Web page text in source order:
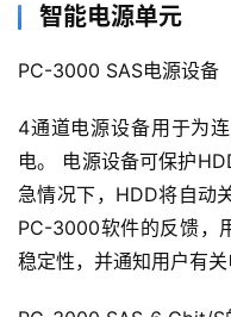
智能电源单元
PC-3000 SAS电源设备
4通道电源设备用于为
电。 电源设备可保护
急情况下，HDD将自动
PC-3000软件的反馈，
稳定性，并通知用户有关